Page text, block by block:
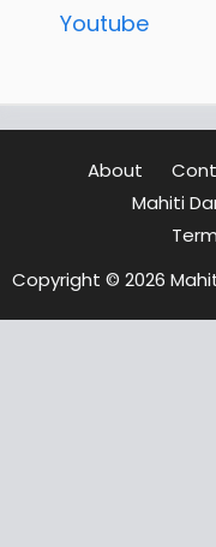
Youtube
About
Mahiti
Copyright © 2026